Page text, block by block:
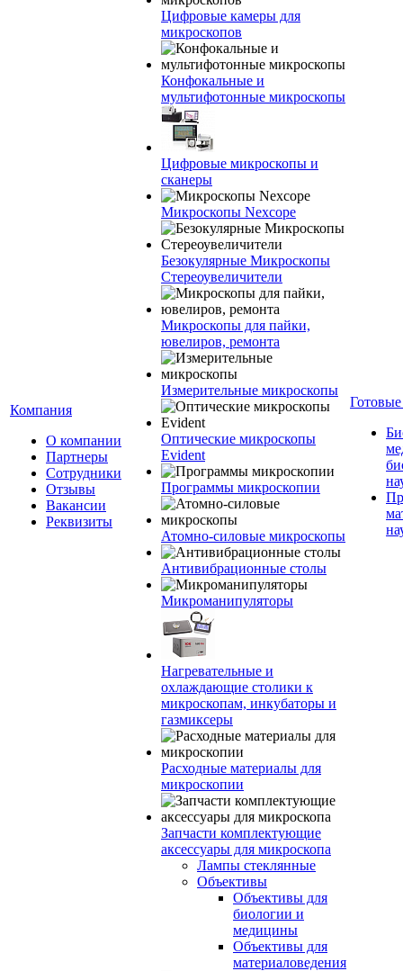
Компания
О компании
Партнеры
Сотрудники
Отзывы
Вакансии
Реквизиты
Цифровые камеры для
микроскопов
Конфокальные и
мультифотонные микроскопы
Цифровые микроскопы и
сканеры
Микроскопы Nexcope
Безокулярные Микроскопы
Стереоувеличители
Микроскопы для пайки,
ювелиров, ремонта
Измерительные микроскопы
Оптические микроскопы
Evident
Программы микроскопии
Атомно-силовые микроскопы
Антивибрационные столы
Микроманипуляторы
Нагревательные и
охлаждающие столики к
микроскопам, инкубаторы и
газмиксеры
Расходные материалы для
микроскопии
Запчасти комплектующие
аксессуары для микроскопа
Лампы стеклянные
Объективы
Объективы для
биологии и
медицины
Объективы для
материаловедения